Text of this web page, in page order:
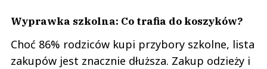
Wyprawka szkolna: Co trafia do koszyków?
Choć 86% rodziców kupi przybory szkolne, lista
zakupów jest znacznie dłuższa. Zakup odzieży i